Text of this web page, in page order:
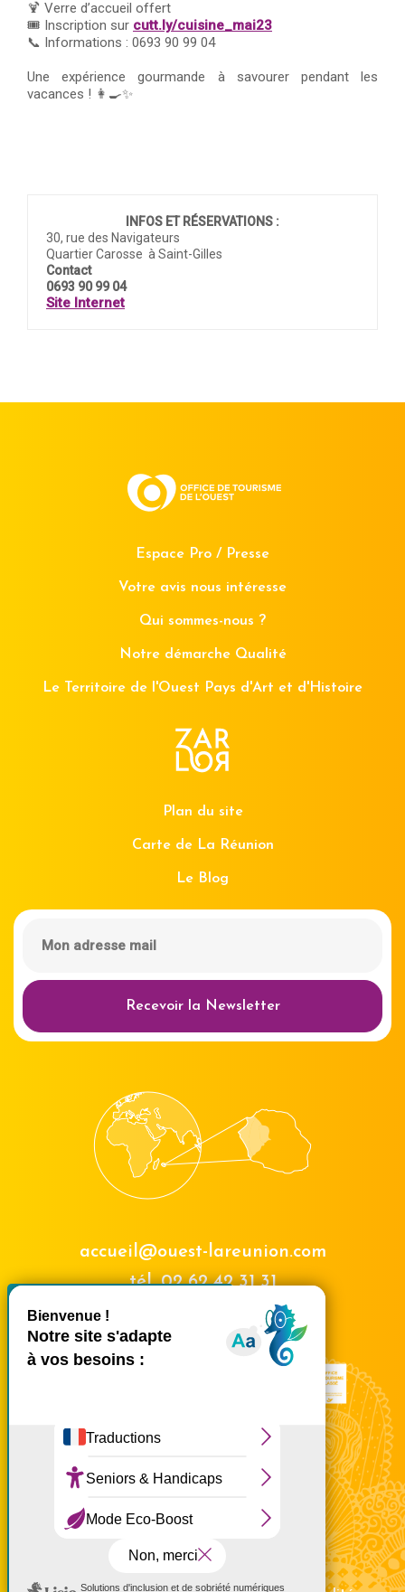
Tout accepter
Tout refuser
Masquer le
🍹 Verre d’accueil offert
🎟️ Inscription sur cutt.ly/cuisine_mai23
📞 Informations : 0693 90 99 04
Une expérience gourmande à savourer pendant les
vacances ! 👩‍🍳✨
INFOS ET RÉSERVATIONS :
30, rue des Navigateurs
Quartier Carosse à Saint-Gilles
Contact
0693 90 99 04
Site Internet
Espace Pro / Presse
Votre avis nous intéresse
Qui sommes-nous ?
Notre démarche Qualité
Le Territoire de l'Ouest Pays d'Art et d'Histoire
Plan du site
Carte de La Réunion
Le Blog
Recevoir la Newsletter
accueil@ouest-lareunion.com
tél.02 62 42 31 31
Nous rencontrer